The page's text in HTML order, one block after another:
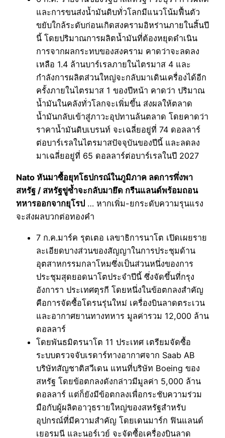
และการขนส่งน้ำมันดิบทั่วโลกมีแนวโน้มฟื้นตัว
ขยับใกล้ระดับก่อนเกิดสงครามอิหร่านภายในสิ้นปี
นี้ โดยปริมาณการผลิตน้ำมันที่ต้องหยุดดำเนิน
การจากผลกระทบของสงคราม คาดว่าจะลดลง
เหลือ 1.4 ล้านบาร์เรลภายในไตรมาส 4 และ
กำลังการผลิตส่วนใหญ่จะกลับมาเดินเครื่องได้อีก
ครั้งภายในไตรมาส 1 ของปีหน้า คาดว่า ปริมาณ
น้ำมันในคลังทั่วโลกจะเพิ่มขึ้น ส่งผลให้ตลาด
น้ำมันกลับเข้าสู่ภาวะอุปทานล้นตลาด โดยคาดว่า
ราคาน้ำมันดิบเบรนท์ จะเฉลี่ยอยู่ที่ 74 ดอลลาร์
ต่อบาร์เรลในไตรมาสปัจจุบันของปีนี้ และลดลง
มาเฉลี่ยอยู่ที่ 65 ดอลลาร์ต่อบาร์เรลในปี 2027
Nato หันมาซื้อยุทโธปกรณ์ในภูมิภาค ลดการพึ่งพา
สหรัฐ / สหรัฐขู่ซ้ำจะกลับมายึด กรีนแลนด์พร้อมถอน
ทหารออกจากยุโรป … หากเพิ่ม-ยกระดับความรุนแรง
จะส่งผลบวกต่อทองคำ
7 ก.ค.มาร์ค รุตเตอ เลขาธิการนาโต เปิดเผยราย
ละเอียดบางส่วนของสัญญาในการประชุมด้าน
อุตสาหกรรมกลาโหมซึ่งเป็นส่วนหนึ่งของการ
ประชุมสุดยอดนาโตประจำปีนี้ ซึ่งจัดขึ้นที่กรุง
อังการา ประเทศตุรกี โดยหนึ่งในข้อตกลงสำคัญ
คือการจัดซื้อโดรนรุ่นใหม่ เครื่องบินลาดตระเวน
และอากาศยานทางทหาร มูลค่ารวม 12,000 ล้าน
ดอลลาร์
โดยพันธมิตรนาโต 11 ประเทศ เตรียมจัดซื้อ
ระบบตรวจจับเรดาร์ทางอากาศจาก Saab AB
บริษัทสัญชาติสวีเดน แทนที่บริษัท Boeing ของ
สหรัฐ โดยข้อตกลงดังกล่าวมีมูลค่า 5,000 ล้าน
ดอลลาร์ แต่ก็ยังมีข้อตกลงเพื่อกระชับความร่วม
มือกับผู้ผลิตอาวุธรายใหญ่ของสหรัฐสำหรับ
อุปกรณ์ที่มีความสำคัญ โดยเดนมาร์ก ฟินแลนด์
เยอรมนี และนอร์เวย์ จะจัดซื้อเครื่องบินลาด